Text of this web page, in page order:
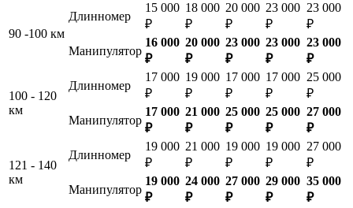
90 -100 км
Длинномер
15 000
₽
18 000
₽
20 000
₽
23 000
₽
23 000
₽
Манипулятор
16 000
₽
20 000
₽
23 000
₽
23 000
₽
23 000
₽
100 - 120
км
Длинномер
17 000
₽
19 000
₽
17 000
₽
17 000
₽
25 000
₽
Манипулятор
17 000
₽
21 000
₽
25 000
₽
25 000
₽
27 000
₽
121 - 140
км
Длинномер
19 000
₽
21 000
₽
19 000
₽
19 000
₽
27 000
₽
Манипулятор
19 000
₽
24 000
₽
27 000
₽
29 000
₽
35 000
₽